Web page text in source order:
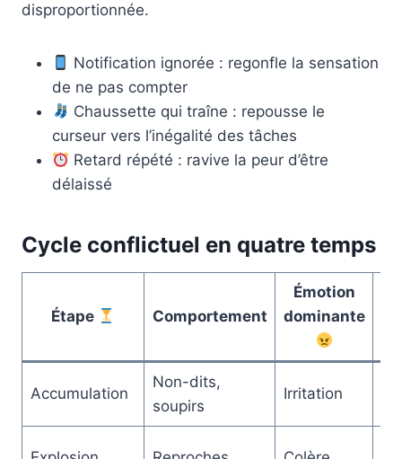
disproportionnée.
Notification ignorée : regonfle la sensation
de ne pas compter
Chaussette qui traîne : repousse le
curseur vers l’inégalité des tâches
Retard répété : ravive la peur d’être
délaissé
Cycle conflictuel en quatre temps
Étape Comportement
Émotion
dominante
Accumulation
Non-dits,
soupirs
Irritation